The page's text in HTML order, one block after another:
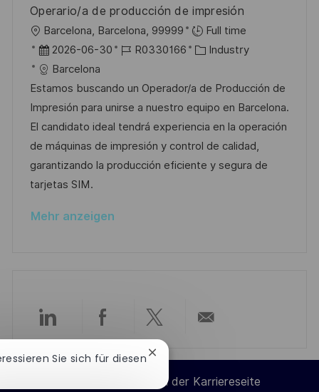
u
n
g
r
ö
f
f
e
n
t
l
i
c
h
Operario/a de producción de impresión
O
r
t
Barcelona, Barcelona, 99999
Full time
D
a
t
u
m
d
e
r
e
e
n
t
2026-06-30
J
b
-
I
D
R0330166
K
t
e
g
o
r
Industry
Barcelona
Estamos buscando un Operador/a de Producción de
Impresión para unirse a nuestro equipo en Barcelona.
El candidato ideal tendrá experiencia en la operación
de máquinas de impresión y control de calidad,
garantizando la producción eficiente y segura de
tarjetas SIM.
Mehr anzeigen
Über
LinkedIn
Über
Facebook
Über
TwitterE-
Cookie-Einstellungen der Karriereseite
Sie sich für diesen Chatbot-
schließen